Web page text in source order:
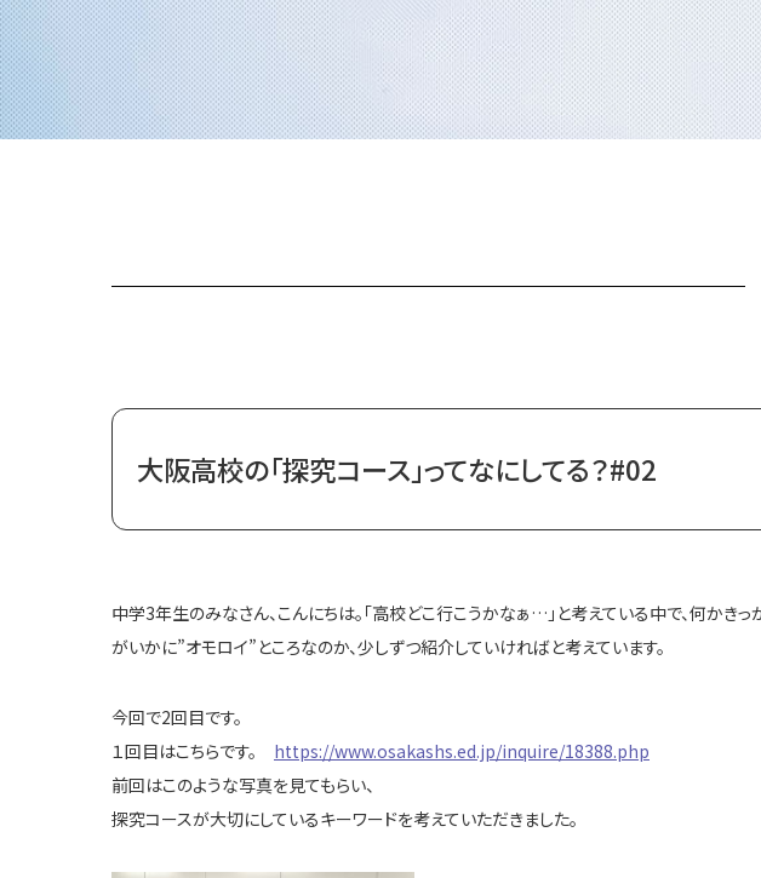
大阪高校の「探究コース」ってなにしてる？#02
中学3年生のみなさん、こんにちは。「高校どこ行こうかなぁ…」と考えている中で、何かき
がいかに”オモロイ”ところなのか、少しずつ紹介していければと考えています。
今回で2回目です。
１回目はこちらです。 https://www.osakashs.ed.jp/inquire/18388.php
前回はこのような写真を見てもらい、
探究コースが大切にしているキーワードを考えていただきました。